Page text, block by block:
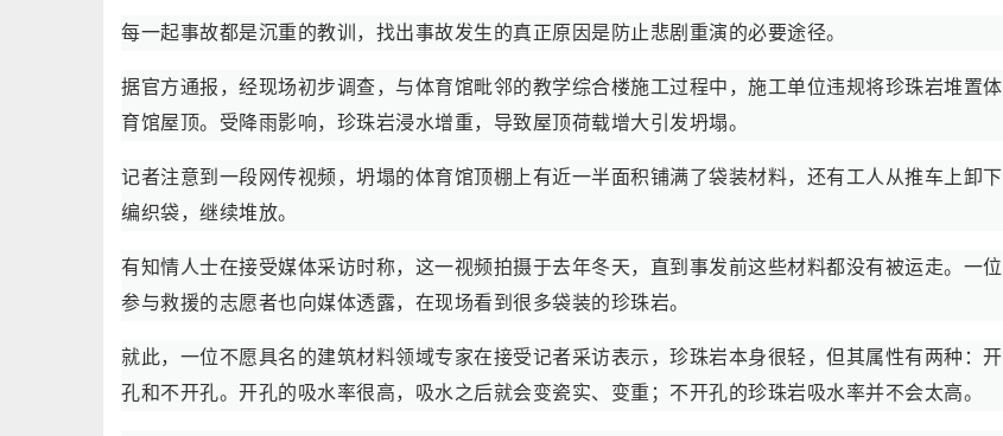
每一起事故都是沉重的教训，找出事故发生的真正原因是防止悲剧重演的必要途径。
据官方通报，经现场初步调查，与体育馆毗邻的教学综合楼施工过程中，施工单位违规将珍珠岩堆置体
育馆屋顶。受降雨影响，珍珠岩浸水增重，导致屋顶荷载增大引发坍塌。
记者注意到一段网传视频，坍塌的体育馆顶棚上有近一半面积铺满了袋装材料，还有工人从推车上卸下
编织袋，继续堆放。
有知情人士在接受媒体采访时称，这一视频拍摄于去年冬天，直到事发前这些材料都没有被运走。一位
参与救援的志愿者也向媒体透露，在现场看到很多袋装的珍珠岩。
就此，一位不愿具名的建筑材料领域专家在接受记者采访表示，珍珠岩本身很轻，但其属性有两种：开
孔和不开孔。开孔的吸水率很高，吸水之后就会变瓷实、变重；不开孔的珍珠岩吸水率并不会太高。